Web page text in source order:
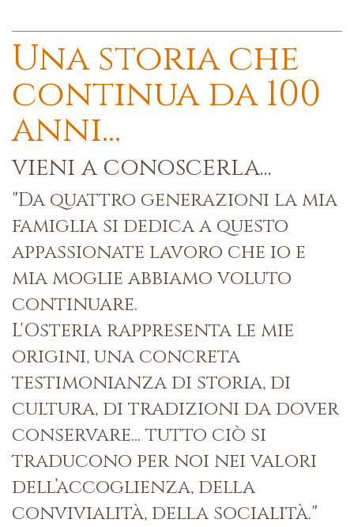
Una storia che
continua da 100
anni...
vieni a conoscerla...
"Da quattro generazioni la mia
famiglia si dedica a questo
appassionate lavoro che io e
mia moglie abbiamo voluto
continuare.
L'Osteria rappresenta le mie
origini, una concreta
testimonianza di storia, di
cultura, di tradizioni da dover
conservare... tutto ciò si
traducono per noi nei valori
dell’accoglienza, della
convivialità, della socialità."